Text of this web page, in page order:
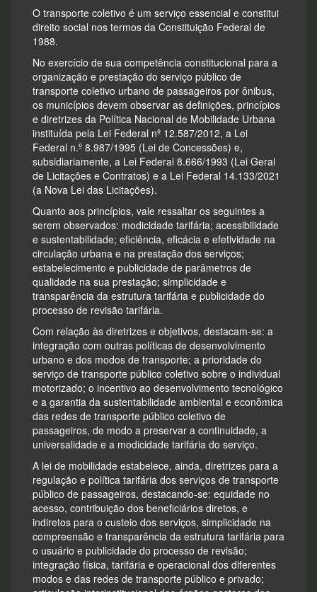
O transporte coletivo é um serviço essencial e constitui
direito social nos termos da Constituição Federal de
1988.
No exercício de sua competência constitucional para a
organização e prestação do serviço público de
transporte coletivo urbano de passageiros por ônibus,
os municípios devem observar as definições, princípios
e diretrizes da Política Nacional de Mobilidade Urbana
instituída pela Lei Federal nº 12.587/2012, a Lei
Federal n.º 8.987/1995 (Lei de Concessões) e,
subsidiariamente, a Lei Federal 8.666/1993 (Lei Geral
de Licitações e Contratos) e a Lei Federal 14.133/2021
(a Nova Lei das Licitações).
Quanto aos princípios, vale ressaltar os seguintes a
serem observados: modicidade tarifária; acessibilidade
e sustentabilidade; eficiência, eficácia e efetividade na
circulação urbana e na prestação dos serviços;
estabelecimento e publicidade de parâmetros de
qualidade na sua prestação; simplicidade e
transparência da estrutura tarifária e publicidade do
processo de revisão tarifária.
Com relação às diretrizes e objetivos, destacam-se: a
integração com outras políticas de desenvolvimento
urbano e dos modos de transporte; a prioridade do
serviço de transporte público coletivo sobre o individual
motorizado; o incentivo ao desenvolvimento tecnológico
e a garantia da sustentabilidade ambiental e econômica
das redes de transporte público coletivo de
passageiros, de modo a preservar a continuidade, a
universalidade e a modicidade tarifária do serviço.
A lei de mobilidade estabelece, ainda, diretrizes para a
regulação e política tarifária dos serviços de transporte
público de passageiros, destacando-se: equidade no
acesso, contribuição dos beneficiários diretos, e
indiretos para o custeio dos serviços, simplicidade na
compreensão e transparência da estrutura tarifária para
o usuário e publicidade do processo de revisão;
integração física, tarifária e operacional dos diferentes
modos e das redes de transporte público e privado;